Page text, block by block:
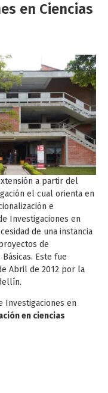
en Ciencias
a partir del
el cual orienta en
e
Investigaciones en
de una instancia
de
Este fue
Abril de 2012 por la
Investigaciones en
en ciencias